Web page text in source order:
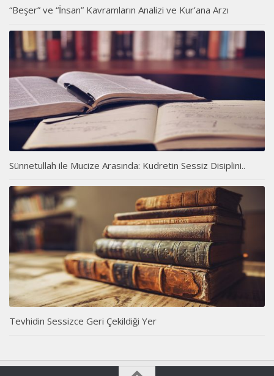
“Beşer” ve “İnsan” Kavramların Analizi ve Kur’ana Arzı
Sünnetullah ile Mucize Arasında: Kudretin Sessiz Disiplini..
Tevhidin Sessizce Geri Çekildiği Yer